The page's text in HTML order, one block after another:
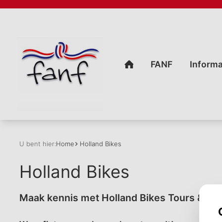
U bent hier:Home Holland Bikes
Holland Bikes
Maak kennis met Holland Bikes Tours &